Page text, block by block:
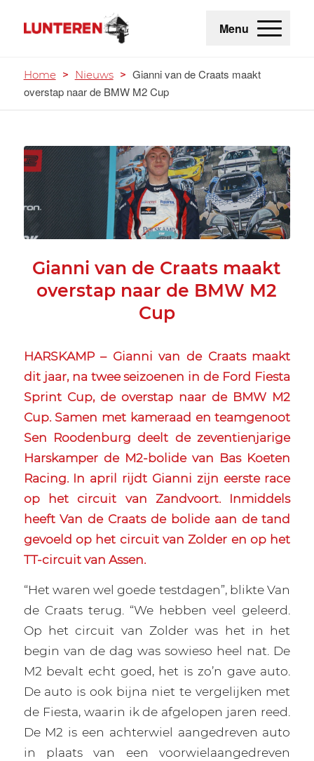
Menu
Home > Nieuws > Gianni van de Craats maakt
overstap naar de BMW M2 Cup
Gianni van de Craats maakt
overstap naar de BMW M2
Cup
HARSKAMP – Gianni van de Craats maakt
dit jaar, na twee seizoenen in de Ford Fiesta
Sprint Cup, de overstap naar de BMW M2
Cup. Samen met kameraad en teamgenoot
Sen Roodenburg deelt de zeventienjarige
Harskamper de M2-bolide van Bas Koeten
Racing. In april rijdt Gianni zijn eerste race
op het circuit van Zandvoort. Inmiddels
heeft Van de Craats de bolide aan de tand
gevoeld op het circuit van Zolder en op het
TT-circuit van Assen.
“Het waren wel goede testdagen”, blikte Van
de Craats terug. “We hebben veel geleerd.
Op het circuit van Zolder was het in het
begin van de dag was sowieso heel nat. De
M2 bevalt echt goed, het is zo’n gave auto.
De auto is ook bijna niet te vergelijken met
de Fiesta, waarin ik de afgelopen jaren reed.
De M2 is een achterwiel aangedreven auto
in plaats van een voorwielaangedreven